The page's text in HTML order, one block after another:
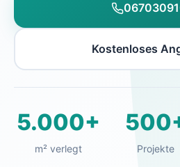
Kostenloses
5.000+
m² verlegt Projekte